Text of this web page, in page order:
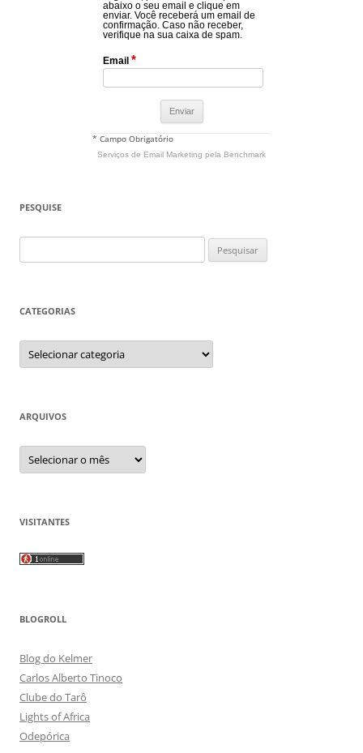
abaixo o seu email e clique em
enviar. Você receberá um email de
confirmação. Caso não receber,
verifique na sua caixa de spam.
Email *
* Campo Obrigatório
Serviços de Email Marketing pela Benchmark
PESQUISE
por:
CATEGORIAS
Categorias
ARQUIVOS
Arquivos
VISITANTES
BLOGROLL
Blog do Kelmer
Carlos Alberto Tinoco
Clube do Tarô
Lights of Africa
Odepórica